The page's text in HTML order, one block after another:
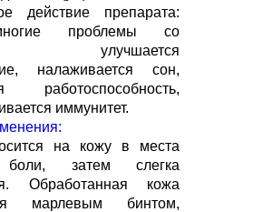
действие препарата:
проблемы со
улучшается
налаживается сон,
работоспособность,
иммунитет.
на кожу в места
боли, затем слегка
Обработанная кожа
марлевым бинтом,